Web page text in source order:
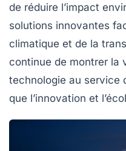
de réduire l’impact
solutions innovantes
climatique et de la
continue de montrer la
technologie au service
que l’innovation et